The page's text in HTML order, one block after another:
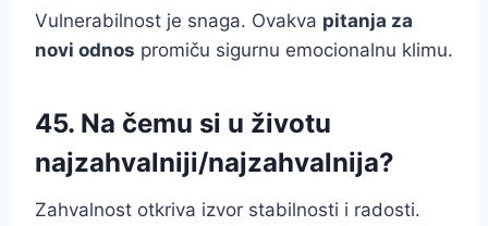
Vulnerabilnost je snaga. Ovakva pitanja za
novi odnos promiču sigurnu emocionalnu klimu.
45. Na čemu si u životu
najzahvalniji/najzahvalnija?
Zahvalnost otkriva izvor stabilnosti i radosti.